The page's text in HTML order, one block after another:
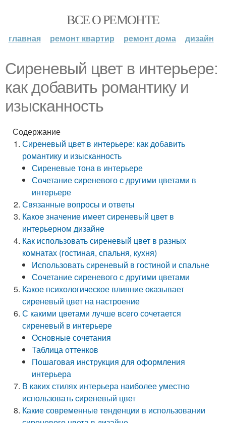
ВСЕ О РЕМОНТЕ
главная ремонт квартир ремонт дома дизайн
Сиреневый цвет в интерьере:
как добавить романтику и
изысканность
Содержание
Сиреневый цвет в интерьере: как добавить
романтику и изысканность
Сиреневые тона в интерьере
Сочетание сиреневого с другими цветами в
интерьере
Связанные вопросы и ответы
Какое значение имеет сиреневый цвет в
интерьерном дизайне
Как использовать сиреневый цвет в разных
комнатах (гостиная, спальня, кухня)
Использовать сиреневый в гостиной и спальне
Сочетание сиреневого с другими цветами
Какое психологическое влияние оказывает
сиреневый цвет на настроение
С какими цветами лучше всего сочетается
сиреневый в интерьере
Основные сочетания
Таблица оттенков
Пошаговая инструкция для оформления
интерьера
В каких стилях интерьера наиболее уместно
использовать сиреневый цвет
Какие современные тенденции в использовании